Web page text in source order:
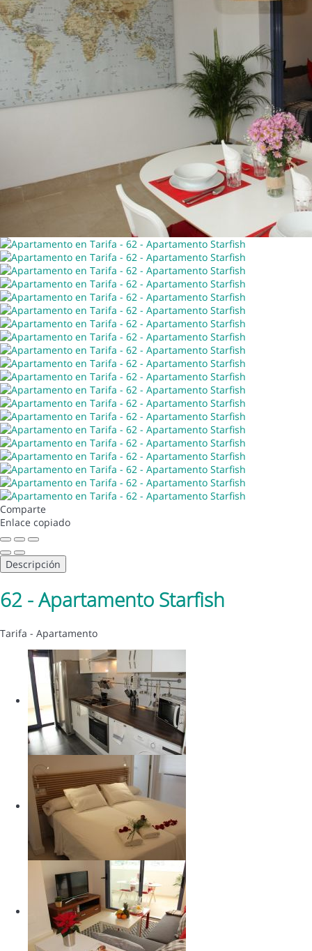
Comparte
Enlace copiado
Descripción
62 - Apartamento Starfish
Tarifa - Apartamento